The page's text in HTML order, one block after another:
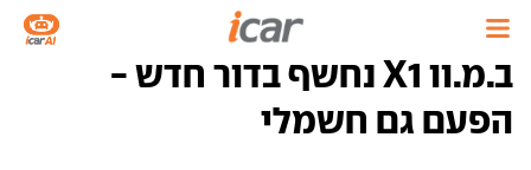
ב.מ.וו X1 נחשף בדור חדש -
הפעם גם חשמלי